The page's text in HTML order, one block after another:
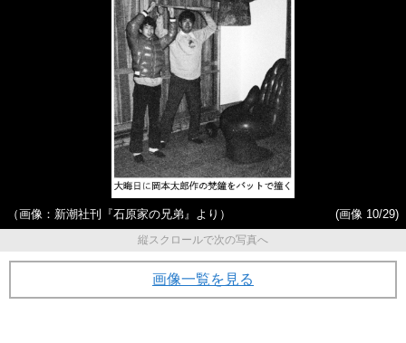
（画像：新潮社刊『石原家の兄弟』より）
(画像 10/29)
縦スクロールで次の写真へ
画像一覧を見る